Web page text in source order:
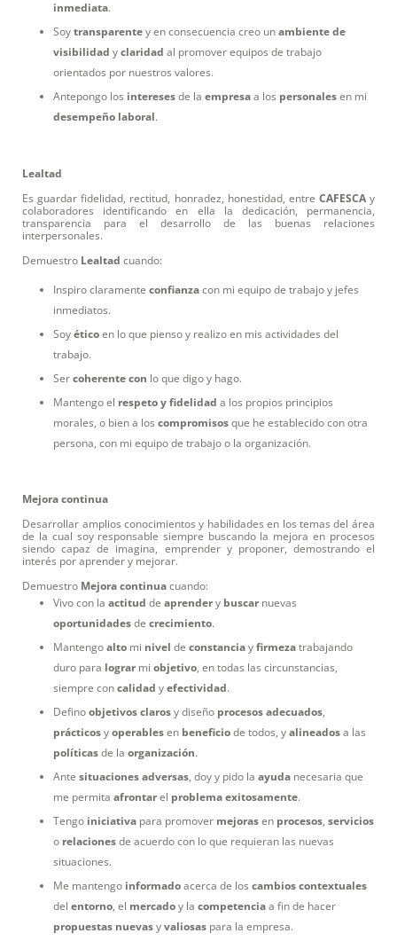
inmediata.
Soytransparente y en consecuencia creo unambiente de
visibilidad yclaridad al promover equipos de trabajo
orientados por nuestros valores.
Antepongo los intereses de laempresa a los personales en mi
desempeño laboral.
Lealtad
Es guardar fidelidad, rectitud, honradez, honestidad, entre CAFESCAy
colaboradores identificando en ella la dedicación, permanencia,
transparencia para el desarrollo de las buenas relaciones
interpersonales.
Demuestro Lealtad cuando:
Inspiro claramenteconfianza con mi equipo de trabajo y jefes
inmediatos.
Soyético en lo que pienso y realizo en mis actividades del
trabajo.
Sercoherente con lo que digo y hago.
Mantengo el respeto y fidelidad a los propios principios
morales, o bien a loscompromisos que he establecido con otra
persona, con mi equipo de trabajo o la organización.
Mejora continua
Desarrollar amplios conocimientos y habilidades en los temas del área
de la cual soy responsable siempre buscando la mejora en procesos
siendo capaz de imagina, emprender y proponer, demostrando el
interés por aprender y mejorar.
Demuestro Mejora continua cuando:
Vivo con laactitud deaprender y buscar nuevas
oportunidades decrecimiento.
Mantengoalto mi nivel deconstancia yfirmeza trabajando
duro para lograr miobjetivo, en todas las circunstancias,
siempre concalidad yefectividad.
Definoobjetivos claros y diseño procesos adecuados,
prácticos yoperables en beneficio de todos, yalineados a las
políticas de laorganización.
Antesituaciones adversas, doy y pido laayuda necesaria que
me permitaafrontar el problema exitosamente.
Tengo iniciativa para promover mejoras en procesos,servicios
o relaciones de acuerdo con lo que requieran las nuevas
situaciones.
Me mantengo informado acerca de loscambios contextuales
delentorno, el mercado y lacompetencia a fin de hacer
propuestas nuevas yvaliosas para la empresa.